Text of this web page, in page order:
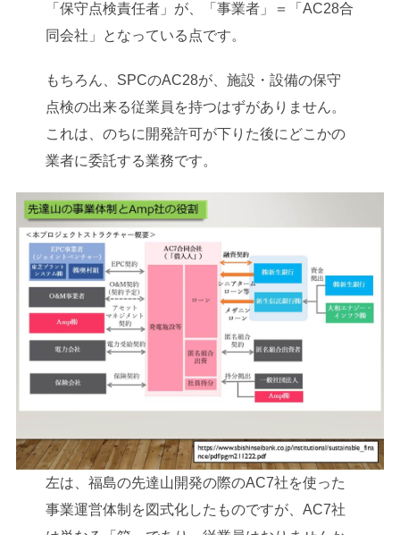
「保守点検責任者」が、「事業者」＝「AC28合
同会社」となっている点です。
もちろん、SPCのAC28が、施設・設備の保守
点検の出来る従業員を持つはずがありません。
これは、のちに開発許可が下りた後にどこかの
業者に委託する業務です。
左は、福島の先達山開発の際のAC7社を使った
事業運営体制を図式化したものですが、AC7社